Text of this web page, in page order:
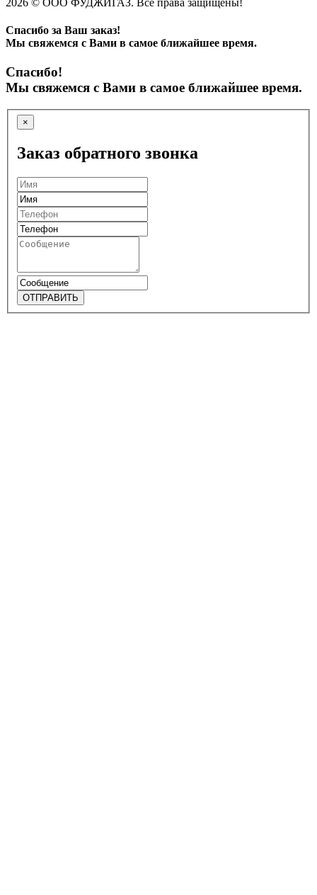
2026 © ООО ФУДЖИГАЗ. Все права защищены!
Спасибо за Ваш заказ!
Мы свяжемся с Вами в самое ближайшее время.
Спасибо!
Мы свяжемся с Вами в самое ближайшее время.
×
Заказ обратного звонка
ОТПРАВИТЬ